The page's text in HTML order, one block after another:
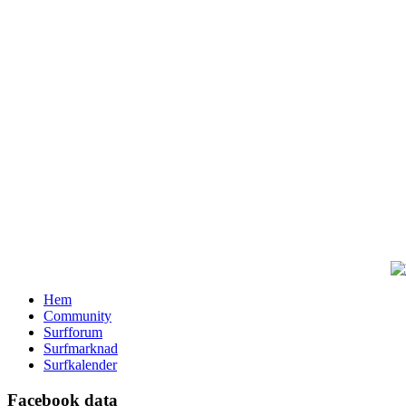
Hem
Community
Surfforum
Surfmarknad
Surfkalender
Facebook data